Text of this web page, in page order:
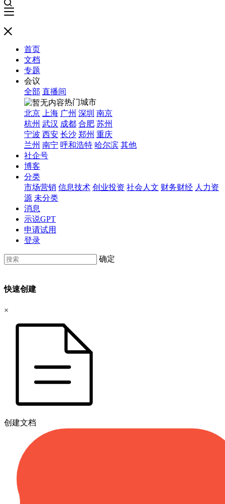
首页
文档
专题
会议
全部 直播间
热门城市
北京
上海 广州 深圳 南京
杭州 武汉 成都 合肥 苏州
宁波 西安 长沙 郑州 重庆
兰州 南宁 呼和浩特 哈尔滨 其他
社企号
博客
分类
市场营销 信息技术 创业投资 社会人文 财务财经 人力资
源 未分类
消息
示说GPT
申请试用
登录
确定
快速创建
×
创建文档